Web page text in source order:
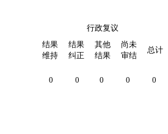
行政复议
结果
维持
结果
纠正
其他
结果
尚未
审结
总计
0 0 0 0 0